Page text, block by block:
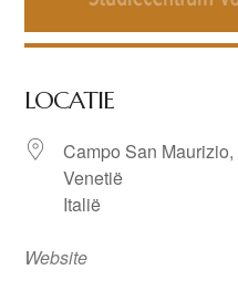
LOCATIE
Campo San Maurizio,
Venetië
Italië
Website